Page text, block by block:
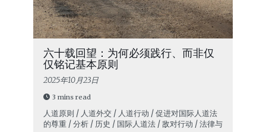
六十载回望：为何必须践行、而非仅
仅铭记基本原则
2025年10月23日
3 mins read
人道原则 / 人道外交 / 人道行动 / 促进对国际人道法
的尊重 / 分析 / 历史 / 国际人道法 / 敌对行动 / 法律与